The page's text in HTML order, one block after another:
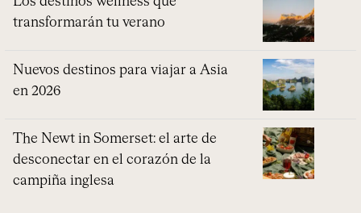
transformarán tu verano
Nuevos destinos para viajar a Asia
en 2026
The Newt in Somerset: el arte de
desconectar en el corazón de la
campiña inglesa